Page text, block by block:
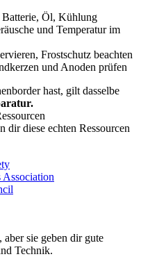
Batterie, Öl, Kühlung
und Temperatur im
Frostschutz beachten
und Anoden prüfen
hast, gilt dasselbe
dir diese echten Ressourcen
aber sie geben dir gute
Technik.